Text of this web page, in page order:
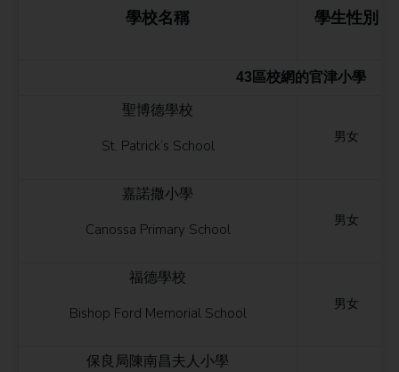
學校名稱 學生性別
43區校網的官津小學
聖博德學校
St. Patrick’s School
男女
嘉諾撒小學
Canossa Primary School
男女
福德學校
Bishop Ford Memorial School
男女
保良局陳南昌夫人小學